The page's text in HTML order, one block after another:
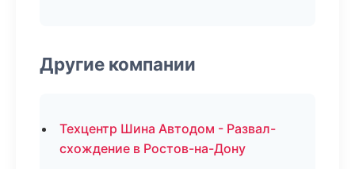
Другие компании
Техцентр Шина Автодом - Развал-
схождение в Ростов-на-Дону